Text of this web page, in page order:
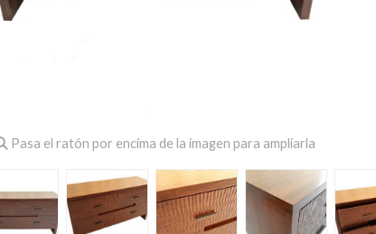
Pasa el ratón por encima de la imagen para ampliarla